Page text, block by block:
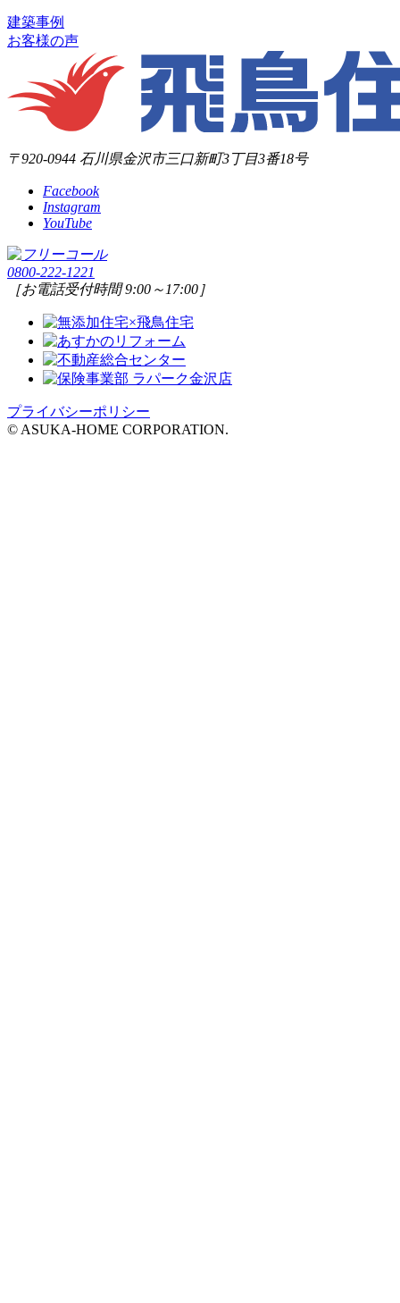
建築事例
お客様の声
〒920-0944 石川県金沢市三口新町3丁目3番18号
Facebook
Instagram
YouTube
0800-222-1221
［お電話受付時間 9:00～17:00］
プライバシーポリシー
© ASUKA-HOME CORPORATION.